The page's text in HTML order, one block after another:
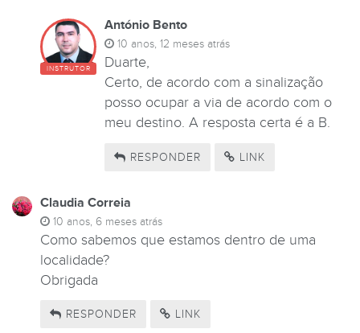
INSTRUTOR
António Bento
10 anos, 12 meses atrás
Duarte,
Certo, de acordo com a sinalização
posso ocupar a via de acordo com o
meu destino. A resposta certa é a B.
RESPONDER LINK
Claudia Correia
10 anos, 6 meses atrás
Como sabemos que estamos dentro de uma
localidade?
Obrigada
RESPONDER LINK